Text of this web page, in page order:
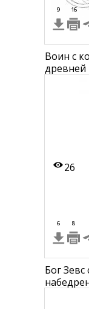
9 16
Воин с
древней
26
6 8
Бог